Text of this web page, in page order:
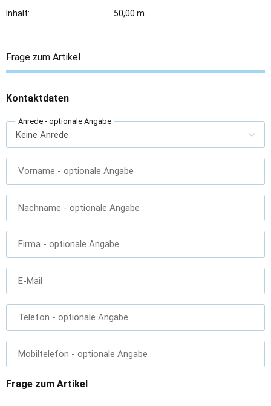
Inhalt:
50,00 m
Frage zum Artikel
Kontaktdaten
Anrede - optionale Angabe
Vorname - optionale Angabe
Nachname - optionale Angabe
Firma - optionale Angabe
E-Mail
Telefon - optionale Angabe
Mobiltelefon - optionale Angabe
Frage zum Artikel